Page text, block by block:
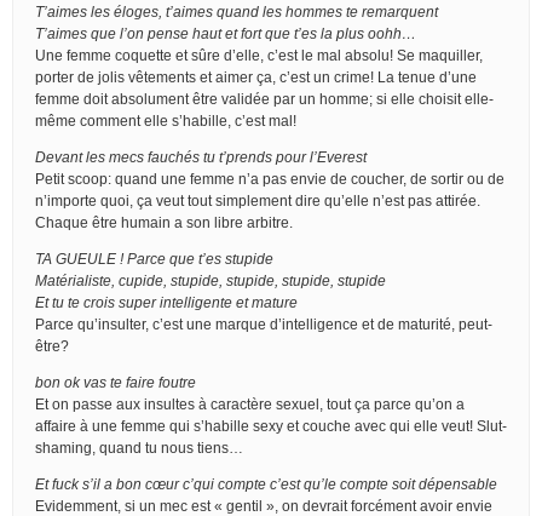
T’aimes les éloges, t’aimes quand les hommes te remarquent
T’aimes que l’on pense haut et fort que t’es la plus oohh…
Une femme coquette et sûre d’elle, c’est le mal absolu! Se maquiller,
porter de jolis vêtements et aimer ça, c’est un crime! La tenue d’une
femme doit absolument être validée par un homme; si elle choisit elle-
même comment elle s’habille, c’est mal!
Devant les mecs fauchés tu t’prends pour l’Everest
Petit scoop: quand une femme n’a pas envie de coucher, de sortir ou de
n’importe quoi, ça veut tout simplement dire qu’elle n’est pas attirée.
Chaque être humain a son libre arbitre.
TA GUEULE ! Parce que t’es stupide
Matérialiste, cupide, stupide, stupide, stupide, stupide
Et tu te crois super intelligente et mature
Parce qu’insulter, c’est une marque d’intelligence et de maturité, peut-
être?
bon ok vas te faire foutre
Et on passe aux insultes à caractère sexuel, tout ça parce qu’on a
affaire à une femme qui s’habille sexy et couche avec qui elle veut! Slut-
shaming, quand tu nous tiens…
Et fuck s’il a bon cœur c’qui compte c’est qu’le compte soit dépensable
Evidemment, si un mec est « gentil », on devrait forcément avoir envie